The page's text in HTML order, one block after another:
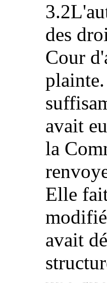
des
Cour
avait
la
Elle
avait